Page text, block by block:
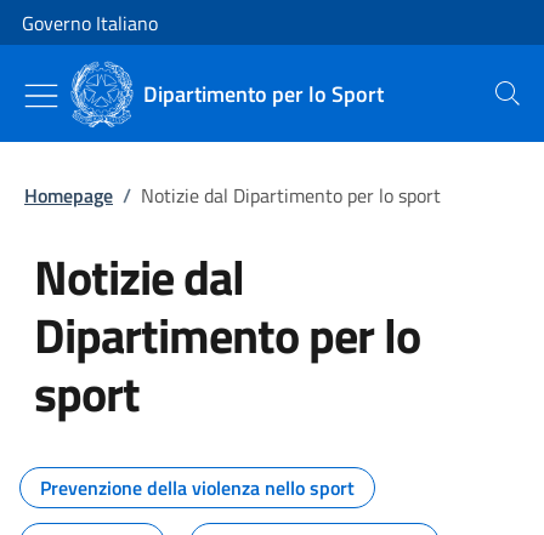
Vai al contenuto
Vai alla navigazione del sito
Governo Italiano
Dipartimento per lo Sport Cerca
Homepage / Notizie dal Dipartimento per lo sport
Notizie dal
Dipartimento per lo
sport
Tutti i contenuti della pagina
Prevenzione della violenza nello sport